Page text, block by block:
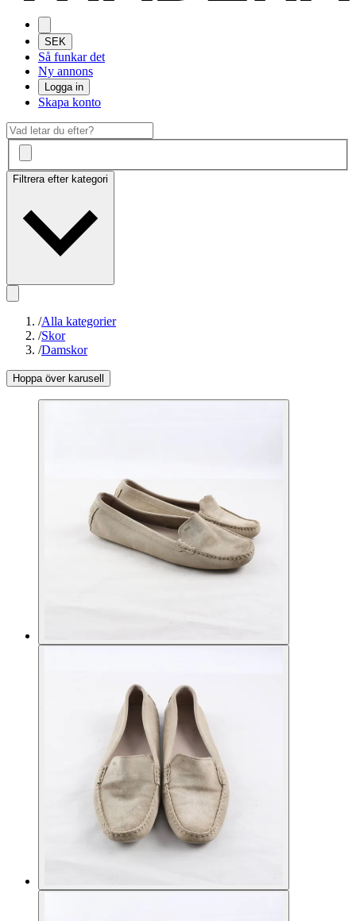
SEK
Så funkar det
Ny annons
Logga in
Skapa konto
Filtrera efter kategori
/Alla kategorier
/Skor
/Damskor
Hoppa över karusell